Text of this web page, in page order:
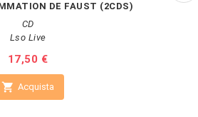
DE FAUST (2CDS)
CD
Lso Live
Prezzo
17,50 €
 Acquista